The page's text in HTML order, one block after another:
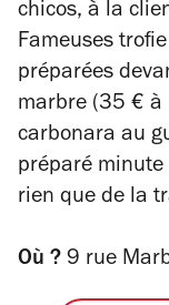
chicos, à la
Fameuses
préparées
marbre (35 € à
carbonara au
préparé minute
rien que de la
Où ? 9 rue